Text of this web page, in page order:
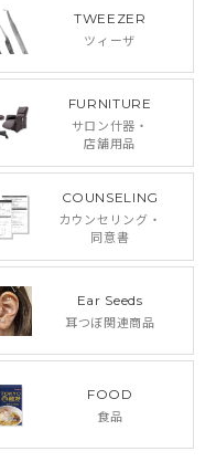
TWEEZER
ツィーザ
FURNITURE
サロン什器・
店舗用品
COUNSELING
カウンセリング・
同意書
Ear Seeds
耳つぼ関連商品
FOOD
食品